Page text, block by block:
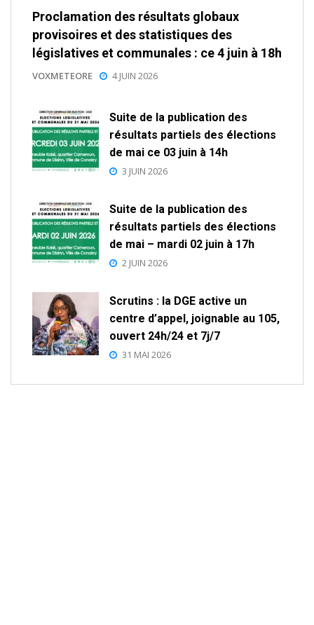
Proclamation des résultats globaux
provisoires et des statistiques des
législatives et communales : ce 4 juin à 18h
VOXMETEORE 4 JUIN 2026
Suite de la publication des
résultats partiels des élections
de mai ce 03 juin à 14h
3 JUIN 2026
Suite de la publication des
résultats partiels des élections
de mai – mardi 02 juin à 17h
2 JUIN 2026
Scrutins : la DGE active un
centre d’appel, joignable au 105,
ouvert 24h/24 et 7j/7
31 MAI 2026